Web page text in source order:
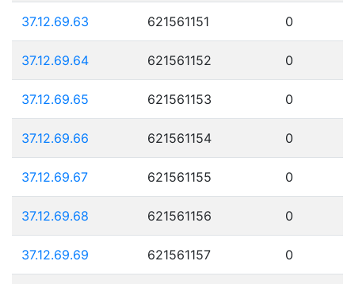
37.12.69.63 621561151 0
37.12.69.64 621561152 0
37.12.69.65 621561153 0
37.12.69.66 621561154 0
37.12.69.67 621561155 0
37.12.69.68 621561156 0
37.12.69.69 621561157 0